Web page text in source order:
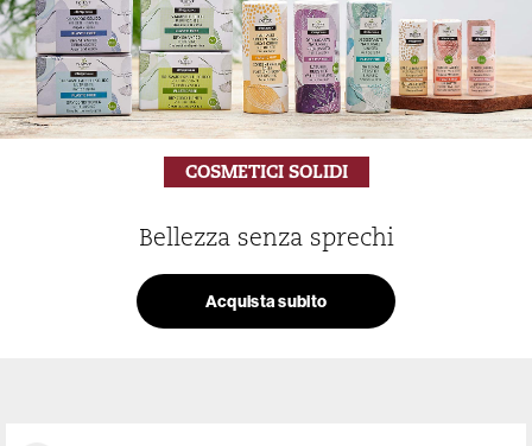
COSMETICI SOLIDI
Bellezza senza sprechi
Acquista subito